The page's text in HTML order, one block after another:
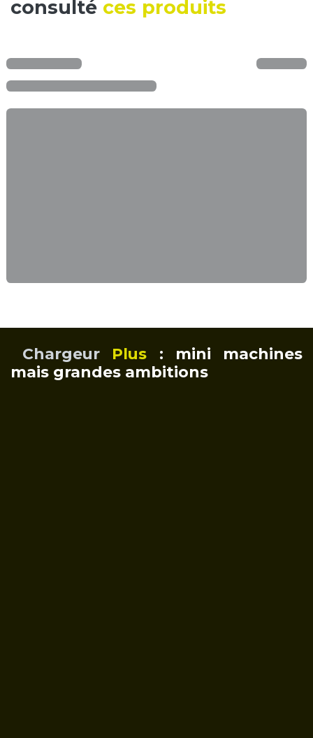
consulté ces produits
Chargeur Plus : mini machines
mais grandes ambitions